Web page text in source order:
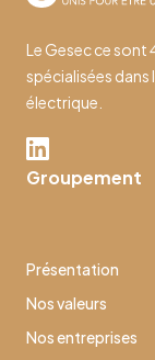
Le Gesec ce sont
spécialisées dans
électrique.
Groupement
Présentation
Nos valeurs
Nos entreprises